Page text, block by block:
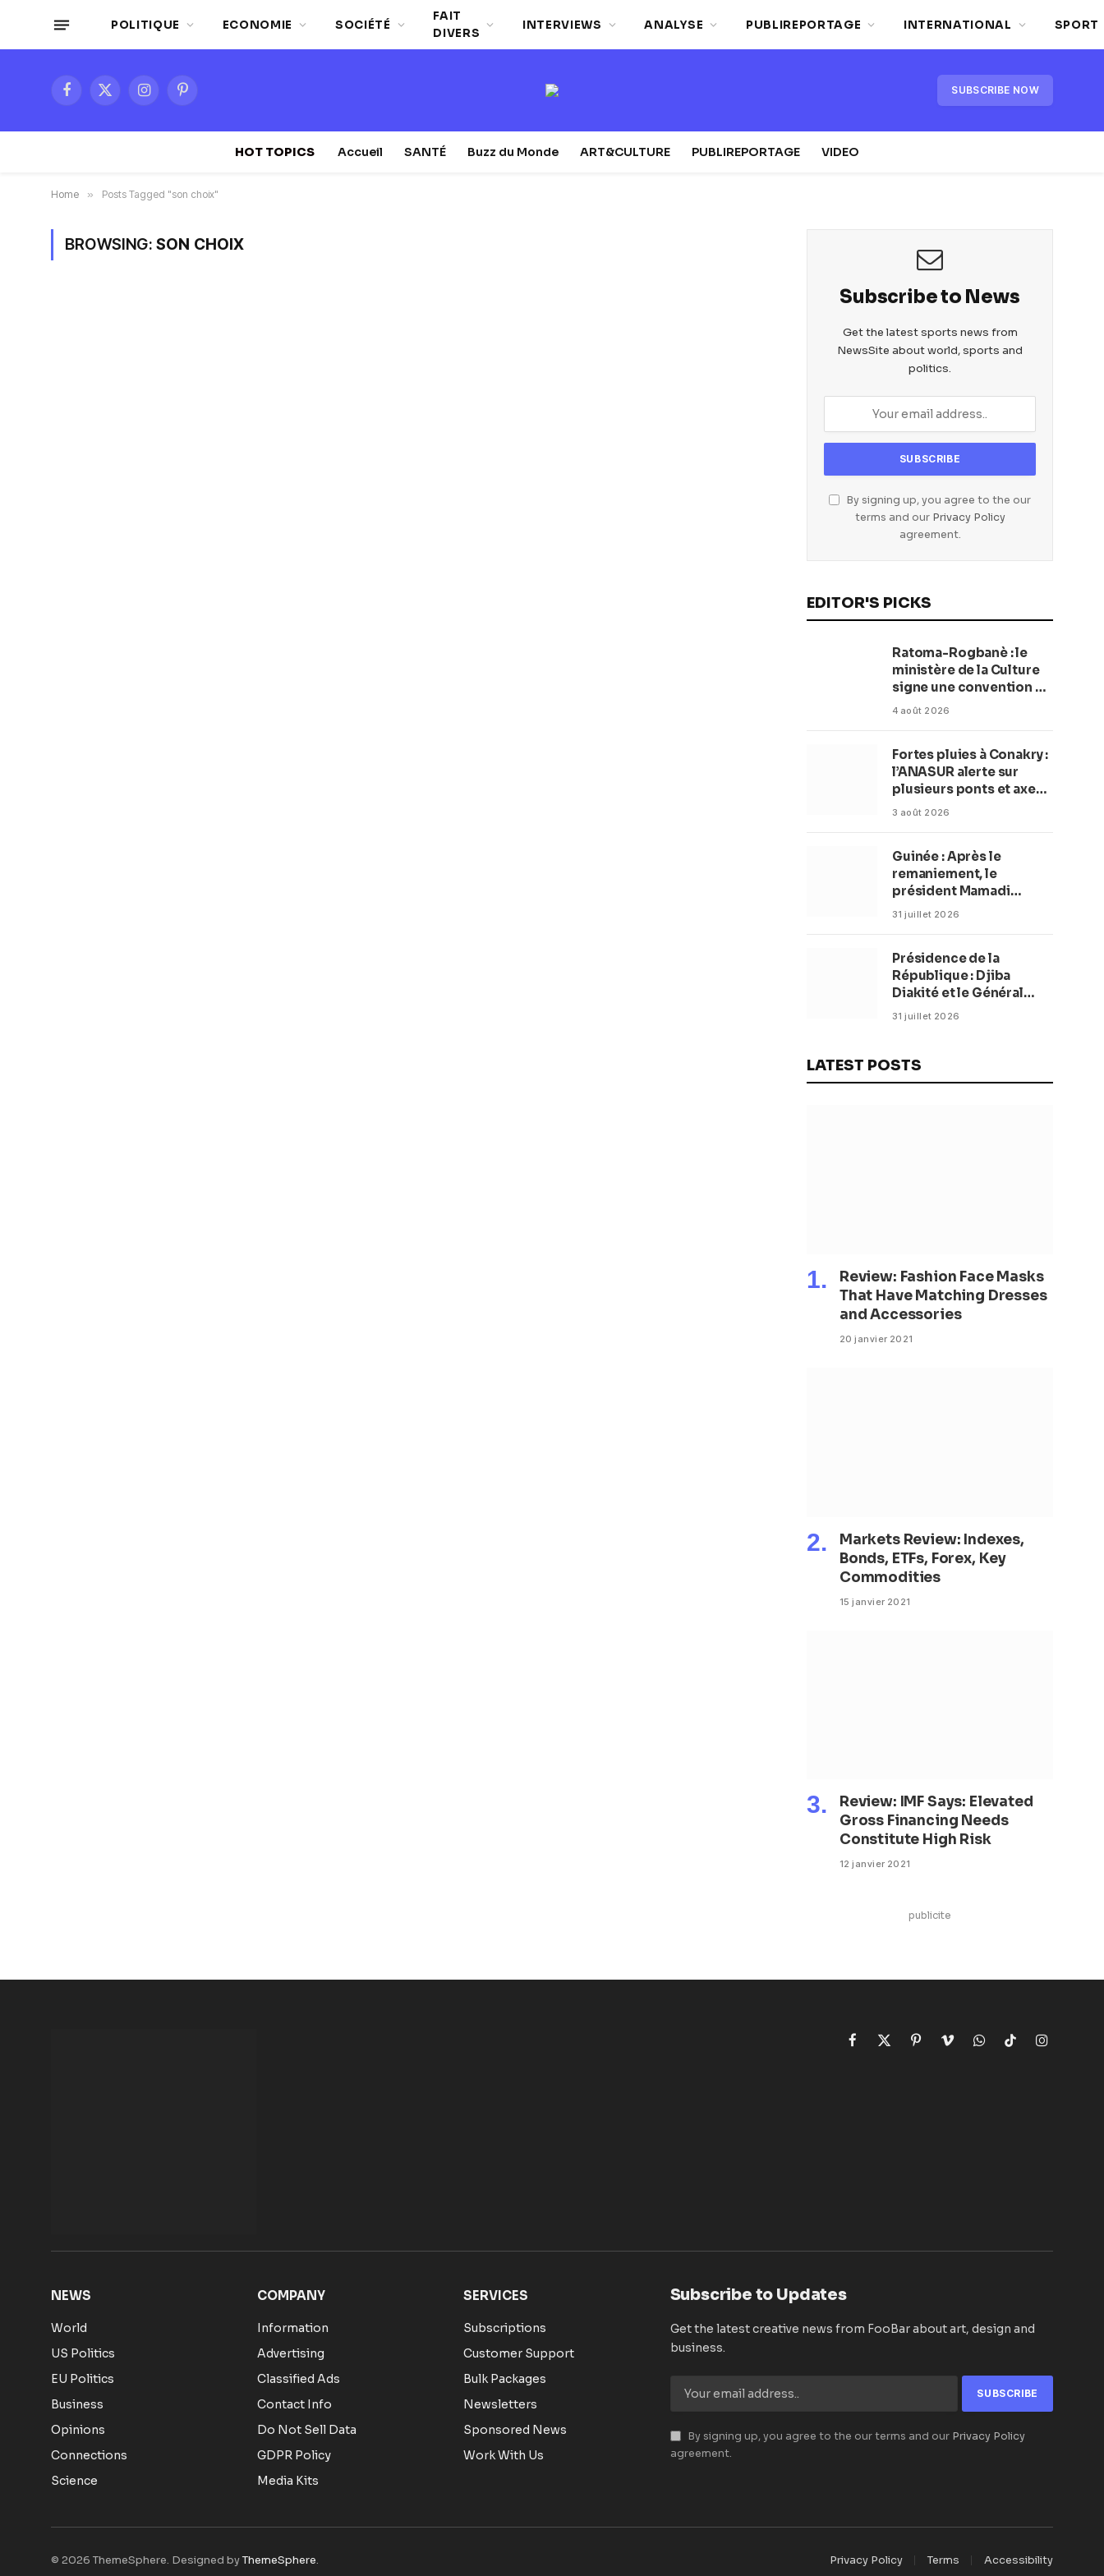
POLITIQUE ECONOMIE SOCIÉTÉ
FAIT
DIVERS
INTERVIEWS ANALYSE PUBLIREPORTAGE INTERNATIONAL SPORT
Facebook
X
InstagramPinterest SUBSCRIBE NOW
HOT TOPICS Accueil SANTÉ Buzz du Monde ART&CULTURE PUBLIREPORTAGE VIDEO
Home » Posts Tagged "son choix"
BROWSING: SON CHOIX
Subscribe to News
Get the latest sports news from
NewsSite about world, sports and
politics.
By signing up, you agree to the our
terms and our Privacy Policy
agreement.
EDITOR'S PICKS
Ratoma-Rogbanè : le
ministère de la Culture
signe une convention de
42 millions de dollars
balnéaire
4 août 2026
Fortes pluies à Conakry :
l’ANASUR alerte sur
plusieurs ponts et axes
routiers
3 août 2026
Guinée : Après le
remaniement, le
président Mamadi
Doumbouya fixe les
31 juillet 2026
Présidence de la
République : Djiba
Diakité et le Général
Amara Camara
31 juillet 2026
LATEST POSTS
Review: Fashion Face Masks
That Have Matching Dresses
and Accessories
20 janvier 2021
Markets Review: Indexes,
Bonds, ETFs, Forex, Key
Commodities
15 janvier 2021
Review: IMF Says: Elevated
Gross Financing Needs
Constitute High Risk
12 janvier 2021
publicite
Facebook
X
PinterestVimeoWhatsApp
TikTokInstagram
NEWS
World
US Politics
EU Politics
Business
Opinions
Connections
Science
COMPANY
Information
Advertising
Classified Ads
Contact Info
Do Not Sell Data
GDPR Policy
Media Kits
SERVICES
Subscriptions
Customer Support
Bulk Packages
Newsletters
Sponsored News
Work With Us
Subscribe to Updates
Get the latest creative news from FooBar about art, design and
business.
By signing up, you agree to the our terms and our Privacy Policy
agreement.
© 2026 ThemeSphere. Designed byThemeSphere. Privacy Policy Terms Accessibility